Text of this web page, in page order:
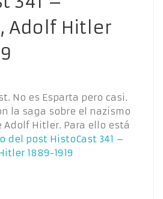
Adolf Hitler
No es Esparta pero casi.
la saga sobre el nazismo
Hitler. Para ello está
del post HistoCast 341 –
1889-1919